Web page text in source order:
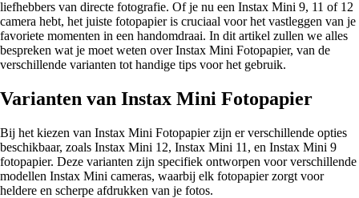
liefhebbers van directe fotografie. Of je nu een Instax Mini 9, 11 of 12
camera hebt, het juiste fotopapier is cruciaal voor het vastleggen van je
favoriete momenten in een handomdraai. In dit artikel zullen we alles
bespreken wat je moet weten over Instax Mini Fotopapier, van de
verschillende varianten tot handige tips voor het gebruik.
Varianten van Instax Mini Fotopapier
Bij het kiezen van Instax Mini Fotopapier zijn er verschillende opties
beschikbaar, zoals Instax Mini 12, Instax Mini 11, en Instax Mini 9
fotopapier. Deze varianten zijn specifiek ontworpen voor verschillende
modellen Instax Mini cameras, waarbij elk fotopapier zorgt voor
heldere en scherpe afdrukken van je fotos.